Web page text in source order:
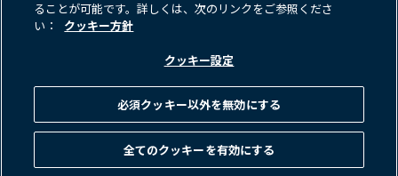
お問い​合わせ
像
像
2026Brookfield
ることが可能です。詳しくは、次のリンクをご参照くださ
い：
クッキー方針
クッキー設定
必須クッキー以外を無効にする
全てのクッキーを有効にする